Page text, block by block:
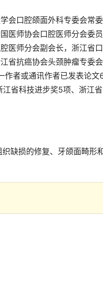
会口腔颌面外科专委会常
医师协会口腔医师分会委
医师分会副会长，浙江省
省抗癌协会头颈肿瘤专委
作者或通讯作者已发表论文
省科技进步奖5项、浙江
缺损的修复、牙颌面畸形